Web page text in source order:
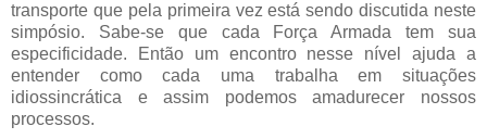
transporte que pela primeira vez está sendo discutida neste
simpósio. Sabe-se que cada Força Armada tem sua
especificidade. Então um encontro nesse nível ajuda a
entender como cada uma trabalha em situações
idiossincrática e assim podemos amadurecer nossos
processos.